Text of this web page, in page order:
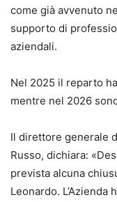
come già avvenuto
supporto di
aziendali.
Nel 2025 il reparto
mentre nel 2026
Il direttore generale
Russo, dichiara:
prevista alcuna
Leonardo.